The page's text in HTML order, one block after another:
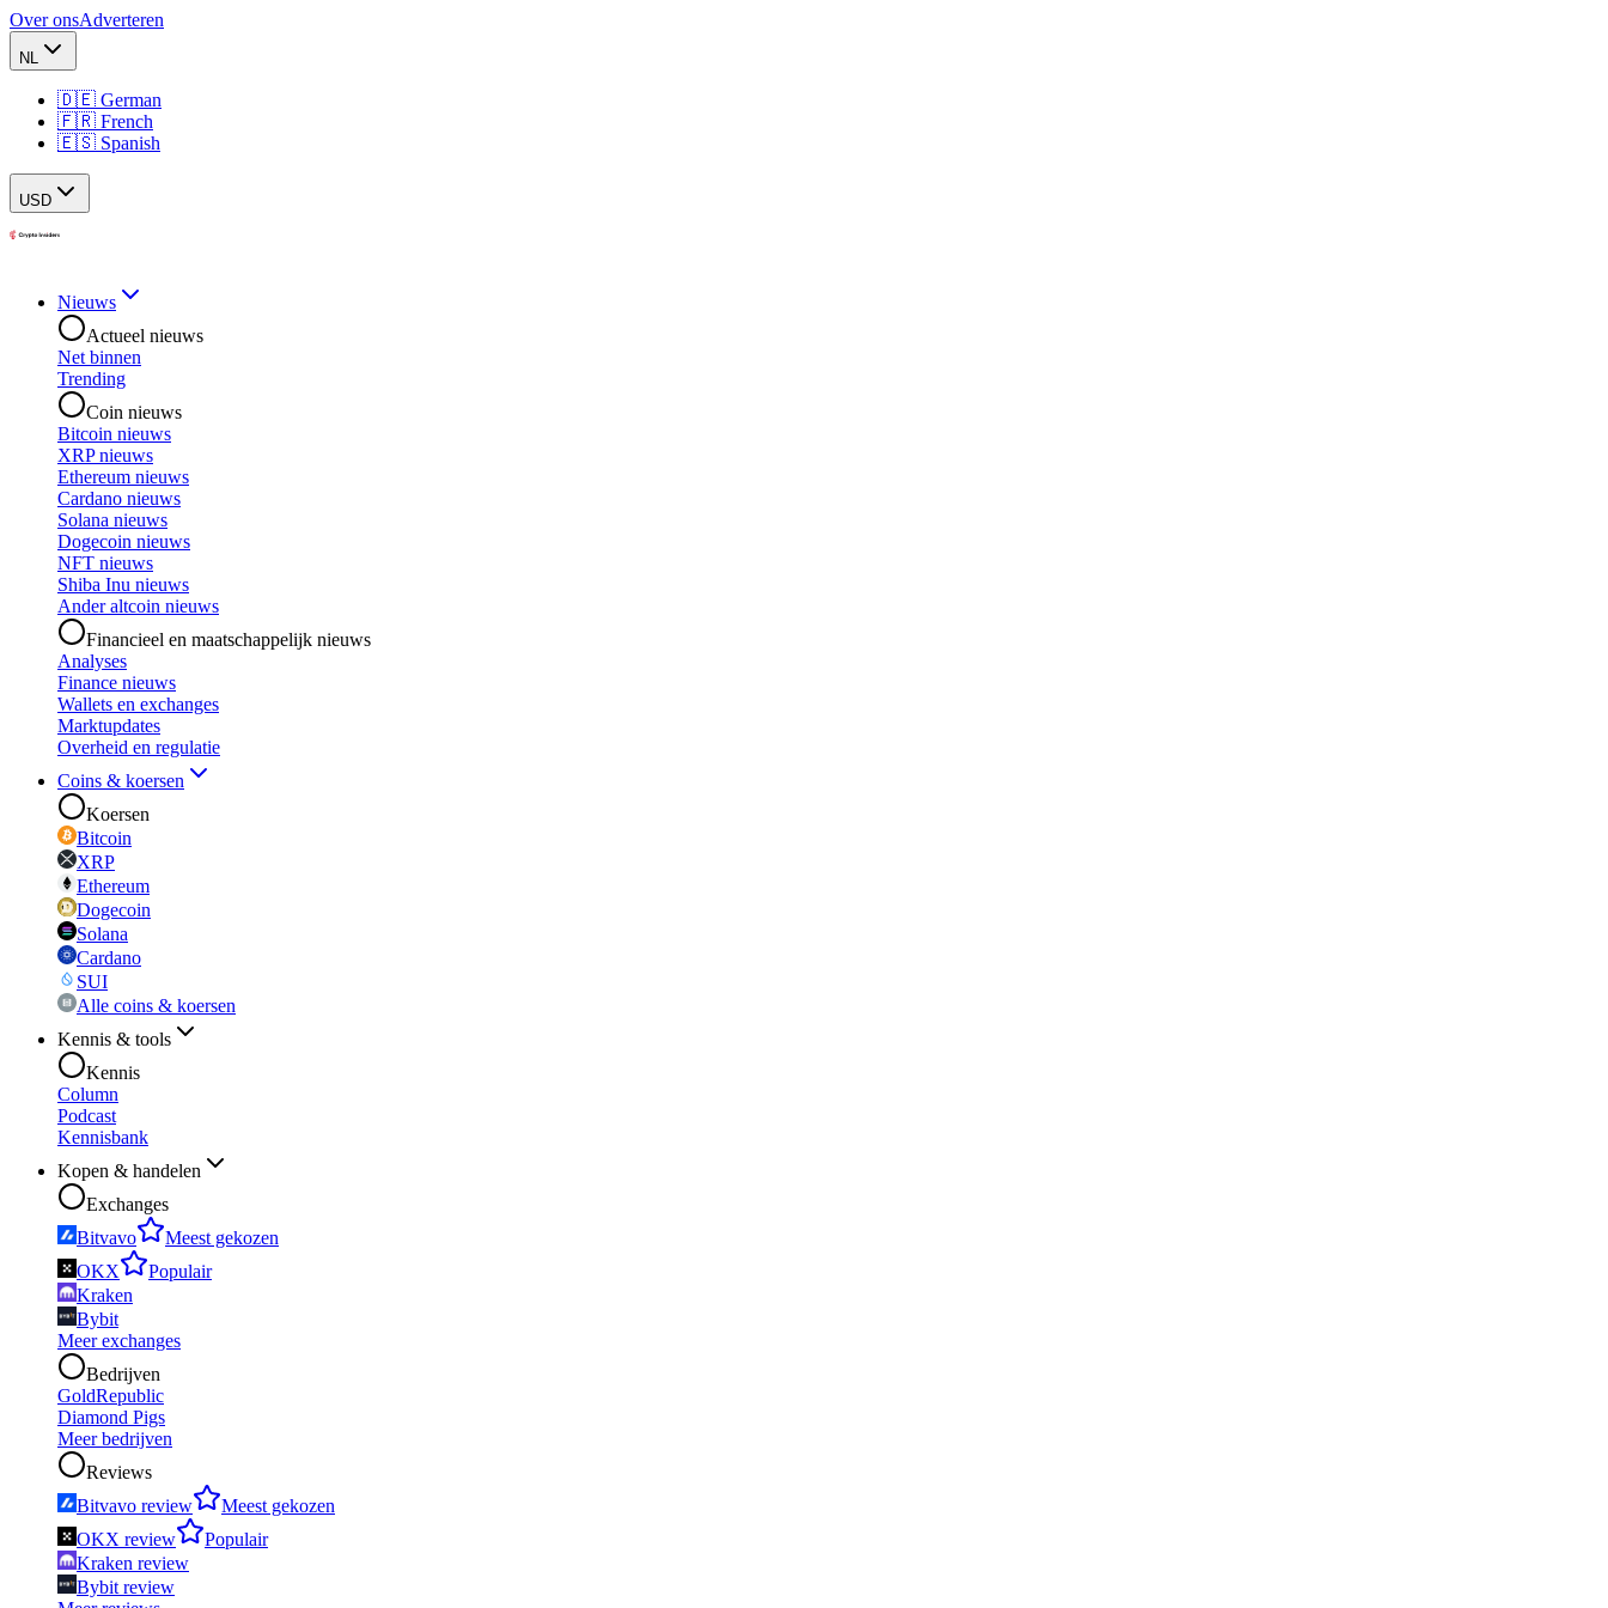
Over onsAdverteren
NL
🇩🇪 German
🇫🇷 French
🇪🇸 Spanish
USD
Nieuws
Actueel nieuws
Net binnen
Trending
Coin nieuws
Bitcoin nieuws
XRP nieuws
Ethereum nieuws
Cardano nieuws
Solana nieuws
Dogecoin nieuws
NFT nieuws
Shiba Inu nieuws
Ander altcoin nieuws
Financieel en maatschappelijk nieuws
Analyses
Finance nieuws
Wallets en exchanges
Marktupdates
Overheid en regulatie
Coins & koersen
Koersen
Bitcoin
XRP
Ethereum
Dogecoin
Solana
Cardano
SUI
Alle coins & koersen
Kennis & tools
Kennis
Column
Podcast
Kennisbank
Kopen & handelen
Exchanges
Bitvavo
Meest gekozen
OKX
Populair
Kraken
Bybit
Meer exchanges
Bedrijven
GoldRepublic
Diamond Pigs
Meer bedrijven
Reviews
Bitvavo review
Meest gekozen
OKX review
Populair
Kraken review
Bybit review